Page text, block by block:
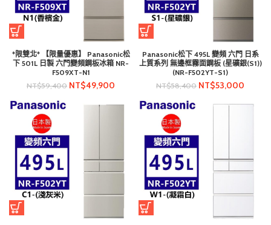
*限雙北* 【限量優惠】 Panasonic松
下 501L 日製 六門變頻鋼板冰箱 NR-
F509XT-N1
NT$59,400 NT$49,900
Panasonic松下 495L 變頻 六門 日系
上質系列 無邊框霧面鋼板 (星礦銀(S1))
(NR-F502YT-S1)
NT$58,400 NT$53,000